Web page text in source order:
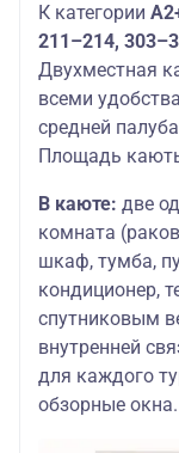
К категории
211–214,
Двухместная
всеми
средней
Площадь
В каюте: две
комната
шкаф, тумба,
кондиционер,
спутниковым
внутренней
для каждого
обзорные окна.